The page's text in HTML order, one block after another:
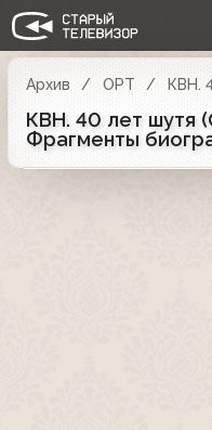
Архив ОРТ КВН.
КВН. 40 лет шутя
Фрагменты